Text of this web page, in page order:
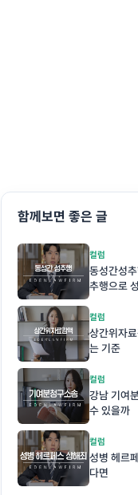
함께보면 좋은 글
컬럼
동성간성
추행으로
컬럼
상간위자
는 기준
컬럼
강남 기여
수 있을까
컬럼
성병 헤르
다면